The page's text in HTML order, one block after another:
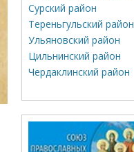
Сурский район
Тереньгульский район
Ульяновский район
Цильнинский район
Чердаклинский район